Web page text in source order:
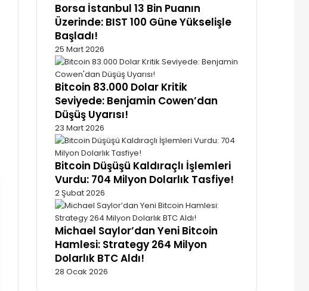
Borsa İstanbul 13 Bin Puanın
Üzerinde: BIST 100 Güne Yükselişle
Başladı!
25 Mart 2026
Bitcoin 83.000 Dolar Kritik
Seviyede: Benjamin Cowen’dan
Düşüş Uyarısı!
23 Mart 2026
Bitcoin Düşüşü Kaldıraçlı İşlemleri
Vurdu: 704 Milyon Dolarlık Tasfiye!
2 Şubat 2026
Michael Saylor’dan Yeni Bitcoin
Hamlesi: Strategy 264 Milyon
Dolarlık BTC Aldı!
28 Ocak 2026